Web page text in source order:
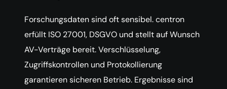
Forschungsdaten sind oft sensibel. centron
erfüllt ISO 27001, DSGVO und stellt auf Wunsch
AV-Verträge bereit. Verschlüsselung,
Zugriffskontrollen und Protokollierung
garantieren sicheren Betrieb. Ergebnisse sind